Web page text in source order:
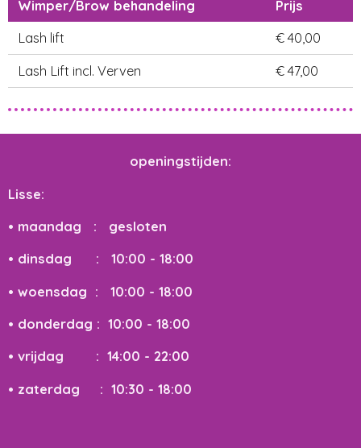
Wimper/Brow behandeling
Prijs
Lash lift
€ 40,00
Lash Lift incl. Verven € 47,00
openingstijden:
Lisse:
• maandag : gesloten
• dinsdag : 10:00 - 18:00
• woensdag : 10:00 - 18:00
• donderdag : 10:00 - 18:00
• vrijdag : 14:00 - 22:00
• zaterdag : 10:30 - 18:00